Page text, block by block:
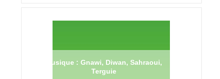
Musique : Gnawi, Diwan, Sahraoui,
Terguie